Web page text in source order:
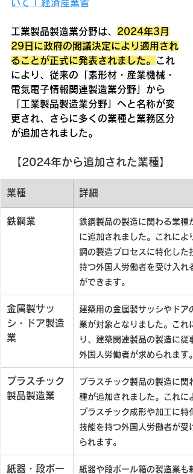
いて | 経済産業省
工業製品製造業分野は、 2024年3月
29日に政府の閣議決定により適用され
ることが正式に発表されました。
これ
により、従来の「素形材・産業機械・
電気電子情報関連製造業分野」から
「工業製品製造業分野」へと名称が変
更され、さらに多くの業種と業務区分
が追加されました。
【2024年から追加された業種】
業種 詳細
鉄鋼業
鉄鋼製品の製造に関わる業種
に追加されました。これによ
鋼の製造プロセスに特化した
持つ外国人労働者を受け入れ
ができます。
金属製サッ
シ・ドア製造
業
建築用の金属製サッシやドア
業が対象となりました。これ
り、建築関連製品の製造に従
外国人労働者が求められます。
プラスチック
製品製造業
プラスチック製品の製造に関
種が追加されました。これに
プラスチック成形や加工に特
技能を持つ外国人労働者が受
られます。
紙器・段ボー
紙器や段ボール箱の製造業も